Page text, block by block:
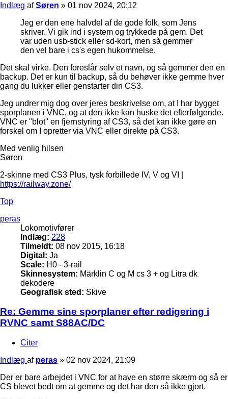
Indlæg afSøren » 01 nov 2024, 20:12
Jeg er den ene halvdel af de gode folk, som Jens
skriver. Vi gik ind i system og trykkede på gem. Det
var uden usb-stick eller sd-kort, men så gemmer
den vel bare i cs's egen hukommelse.
Det skal virke. Den foreslår selv et navn, og så gemmer den en
backup. Det er kun til backup, så du behøver ikke gemme hver
gang du lukker eller genstarter din CS3.
Jeg undrer mig dog over jeres beskrivelse om, at I har bygget
sporplanen i VNC, og at den ikke kan huske det efterfølgende.
VNC er "blot" en fjernstyring af CS3, så det kan ikke gøre en
forskel om I opretter via VNC eller direkte på CS3.
Med venlig hilsen
Søren
2-skinne med CS3 Plus, tysk forbillede IV, V og VI |
https://railway.zone/
Top
peras
Lokomotivfører
Indlæg: 228
Tilmeldt: 08 nov 2015, 16:18
Digital: Ja
Scale: H0 - 3-rail
Skinnesystem: Märklin C og M cs 3 + og Litra dk
dekodere
Geografisk sted: Skive
Re: Gemme sine sporplaner efter redigering i
RVNC samt S88AC/DC
Citer
Indlæg af peras » 02 nov 2024, 21:09
Der er bare arbejdet i VNC for at have en større skærm og så er
CS blevet bedt om at gemme og det har den så ikke gjort.